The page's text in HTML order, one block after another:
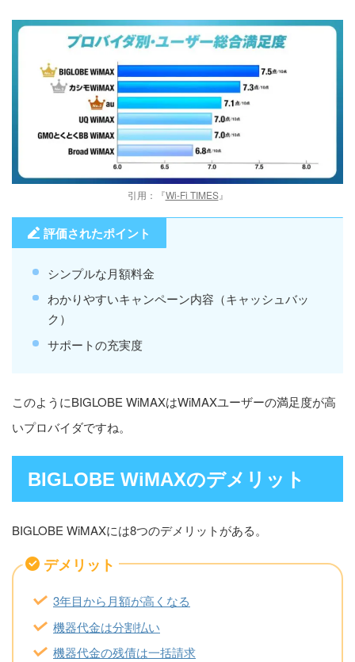
引用：『Wi-Fi TIMES』
評価されたポイント
シンプルな月額料金
わかりやすいキャンペーン内容（キャッシュバッ
ク）
サポートの充実度
このようにBIGLOBE WiMAXはWiMAXユーザーの満足度が高
いプロバイダですね。
BIGLOBE WiMAXのデメリット
BIGLOBE WiMAXには8つのデメリットがある。
デメリット
3年目から月額が高くなる
機器代金は分割払い
機器代金の残債は一括請求